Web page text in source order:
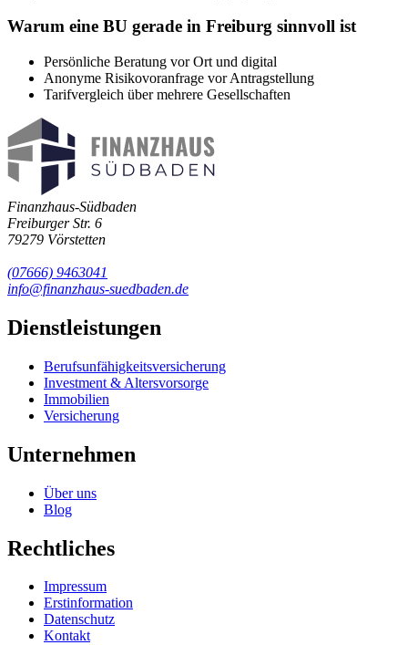
Warum eine BU gerade in Freiburg sinnvoll ist
Persönliche Beratung vor Ort und digital
Anonyme Risikovoranfrage vor Antragstellung
Tarifvergleich über mehrere Gesellschaften
Finanzhaus-Südbaden
Freiburger Str. 6
79279 Vörstetten
(07666) 9463041
info@finanzhaus-suedbaden.de
Dienstleistungen
Berufsunfähigkeits­versicherung
Investment & Altersvorsorge
Immobilien
Versicherung
Unternehmen
Über uns
Blog
Rechtliches
Impressum
Erstinformation
Datenschutz
Kontakt